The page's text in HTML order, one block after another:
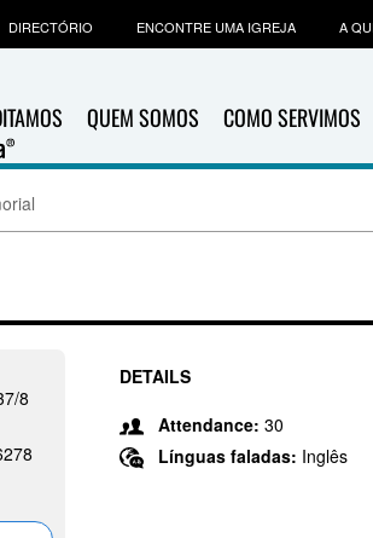
QUEM SOMOS COMO SERVIMOS
DIRECTÓRIO ENCONTRE UMA IGREJA A
8
DETAILS
Attendance: 30
Línguas faladas: Inglês